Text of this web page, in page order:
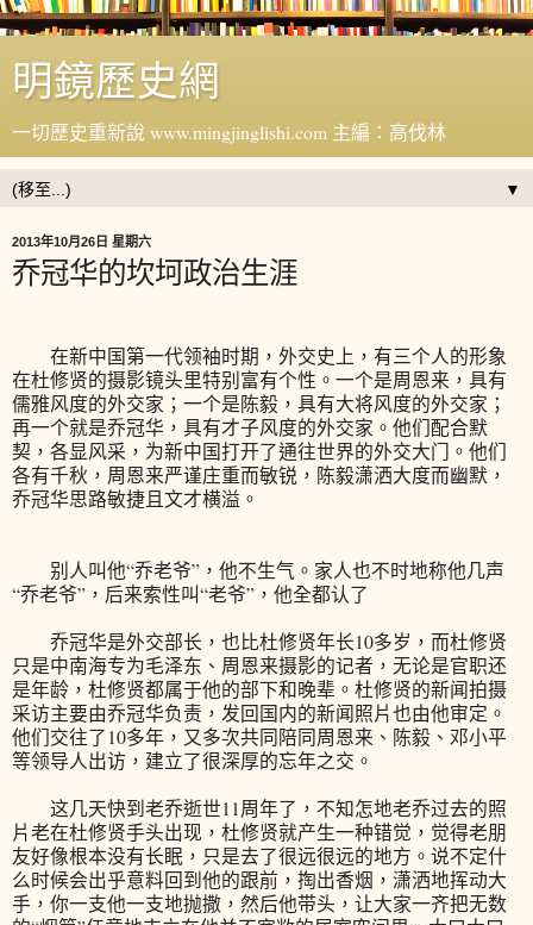
明鏡歷史網
一切歷史重新說 www.mingjinglishi.com 主編：高伐林
▼
2013年10月26日 星期六
乔冠华的坎坷政治生涯
在新中国第一代领袖时期，外交史上，有三个人的形象
在杜修贤的摄影镜头里特别富有个性。一个是周恩来，具有
儒雅风度的外交家；一个是陈毅，具有大将风度的外交家；
再一个就是乔冠华，具有才子风度的外交家。他们配合默
契，各显风采，为新中国打开了通往世界的外交大门。他们
各有千秋，周恩来严谨庄重而敏锐，陈毅潇洒大度而幽默，
乔冠华思路敏捷且文才横溢。
别人叫他“乔老爷”，他不生气。家人也不时地称他几声
“乔老爷”，后来索性叫“老爷”，他全都认了
乔冠华是外交部长，也比杜修贤年长10多岁，而杜修贤
只是中南海专为毛泽东、周恩来摄影的记者，无论是官职还
是年龄，杜修贤都属于他的部下和晚辈。杜修贤的新闻拍摄
采访主要由乔冠华负责，发回国内的新闻照片也由他审定。
他们交往了10多年，又多次共同陪同周恩来、陈毅、邓小平
等领导人出访，建立了很深厚的忘年之交。
这几天快到老乔逝世11周年了，不知怎地老乔过去的照
片老在杜修贤手头出现，杜修贤就产生一种错觉，觉得老朋
友好像根本没有长眠，只是去了很远很远的地方。说不定什
么时候会出乎意料回到他的跟前，掏出香烟，潇洒地挥动大
手，你一支他一支地抛撒，然后他带头，让大家一齐把无数